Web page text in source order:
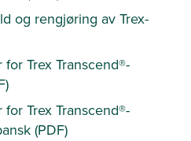
og rengjøring av Trex-
Trex Transcend®-
Trex Transcend®-
(PDF)